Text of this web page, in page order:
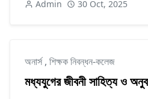
Admin 30 Oct, 2025
অনার্স, শিক্ষক নিবন্ধন-কলেজ
মধ্যযুগের জীবনী সাহিত্য ও